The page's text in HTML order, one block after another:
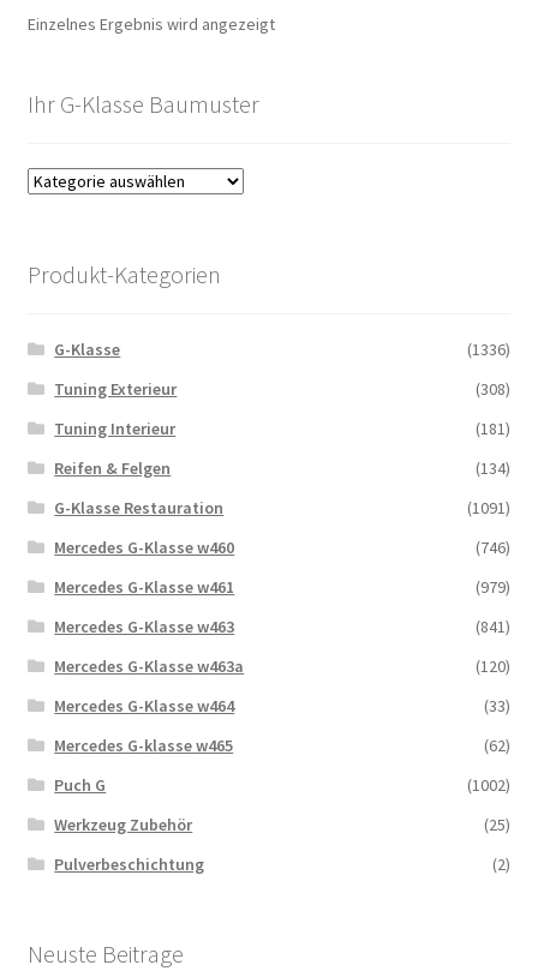
Einzelnes Ergebnis wird angezeigt
Ihr G-Klasse Baumuster
Produkt-Kategorien
G-Klasse
(1336)
Tuning Exterieur
(308)
Tuning Interieur
(181)
Reifen & Felgen
(134)
G-Klasse Restauration
(1091)
Mercedes G-Klasse w460
(746)
Mercedes G-Klasse w461
(979)
Mercedes G-Klasse w463
(841)
Mercedes G-Klasse w463a
(120)
Mercedes G-Klasse w464
(33)
Mercedes G-klasse w465
(62)
Puch G
(1002)
Werkzeug Zubehör
(25)
Pulverbeschichtung
(2)
Neuste Beitrage